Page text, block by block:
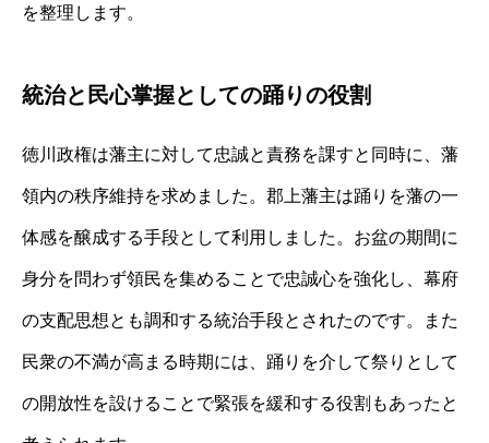
を整理します。
統治と民心掌握としての踊りの役割
徳川政権は藩主に対して忠誠と責務を課すと同時に、藩
領内の秩序維持を求めました。郡上藩主は踊りを藩の一
体感を醸成する手段として利用しました。お盆の期間に
身分を問わず領民を集めることで忠誠心を強化し、幕府
の支配思想とも調和する統治手段とされたのです。また
民衆の不満が高まる時期には、踊りを介して祭りとして
の開放性を設けることで緊張を緩和する役割もあったと